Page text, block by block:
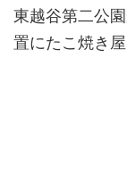
東越谷第二公
置にたこ焼き